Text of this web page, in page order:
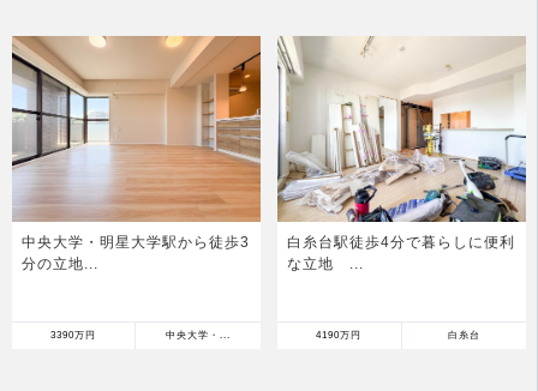
中央大学・明星大学駅から徒歩3
分の立地...
3390万円 中央大学・...
白糸台駅徒歩4分で暮らしに便利
な立地 ...
4190万円 白糸台